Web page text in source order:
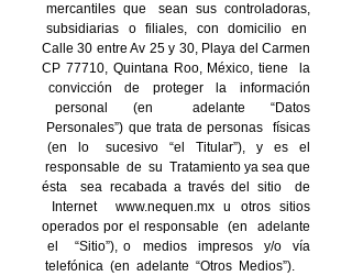
mercantiles que sean sus controladoras,
subsidiarias o filiales, con domicilio en
Calle 30 entre Av 25 y 30, Playa del Carmen
CP 77710, Quintana Roo, México, tiene la
convicción de proteger la información
personal (en adelante “Datos
Personales”) que trata de personas físicas
(en lo sucesivo “el Titular”), y es el
responsable de su Tratamiento ya sea que
ésta sea recabada a través del sitio de
Internet www.nequen.mxu otros sitios
operados por el responsable (en adelante
el “Sitio”), o medios impresos y/o vía
telefónica (en adelante “Otros Medios”).